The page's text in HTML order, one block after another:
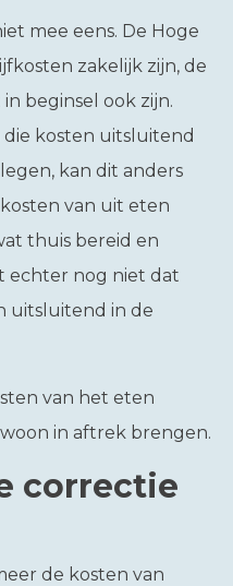
mee eens. De Hoge
zakelijk zijn, de
beginsel ook zijn.
kosten uitsluitend
kan dit anders
van uit eten
thuis bereid en
nog niet dat
uitsluitend in de
van het eten
in aftrek brengen.
correctie
de kosten van